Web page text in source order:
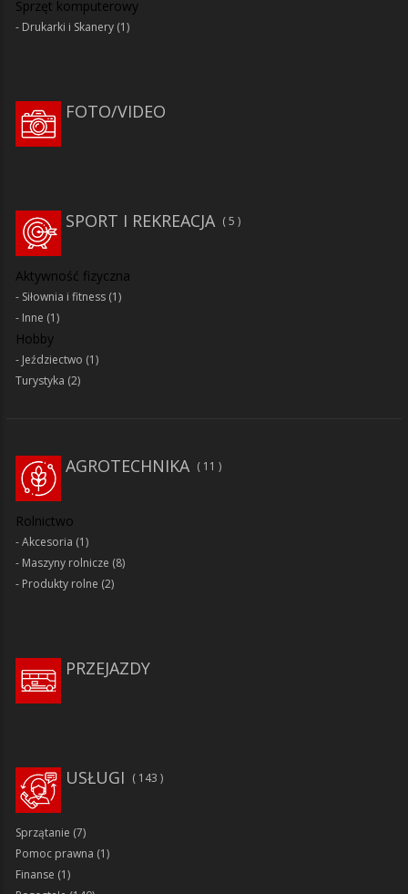
Sprzęt komputerowy
Drukarki i Skanery (1)
FOTO/VIDEO
SPORT I REKREACJA 5
Aktywność fizyczna
Siłownia i fitness (1)
Inne (1)
Hobby
Jeździectwo (1)
Turystyka (2)
AGROTECHNIKA 11
Rolnictwo
Akcesoria (1)
Maszyny rolnicze (8)
Produkty rolne (2)
PRZEJAZDY
143
USŁUGI
Sprzątanie (7)
Pomoc prawna (1)
Finanse (1)